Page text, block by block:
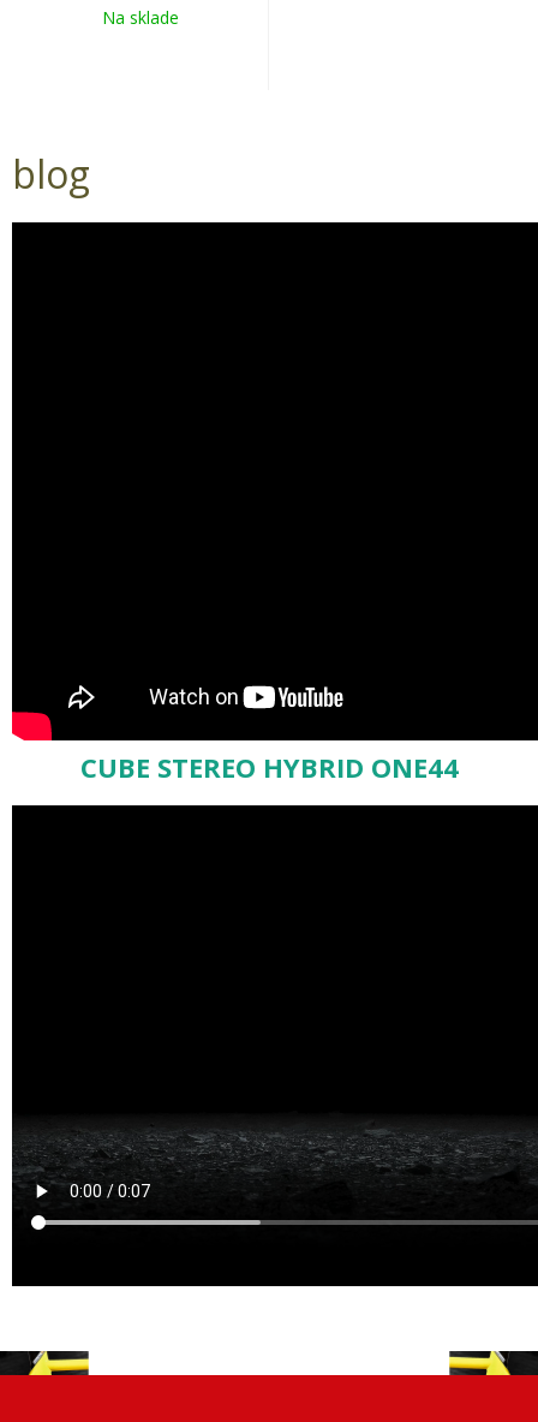
Na sklade
blog
CUBE STEREO HYBRID ONE44